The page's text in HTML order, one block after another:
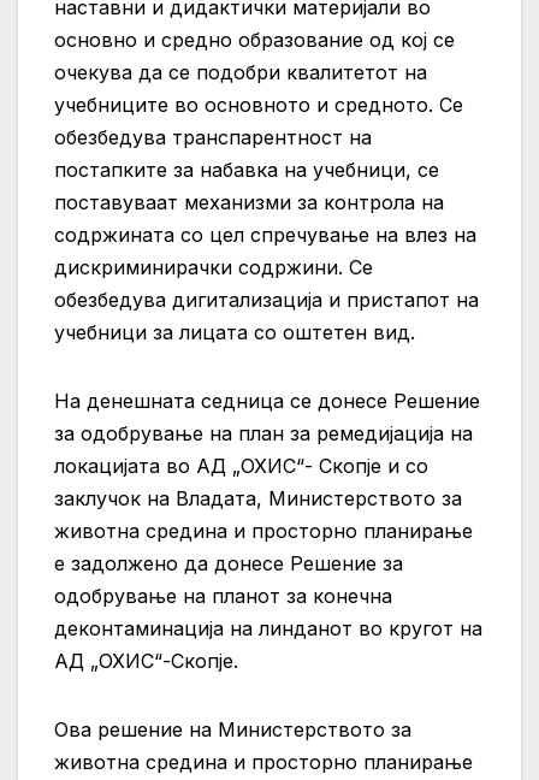
наставни и дидактички материјали во
основно и средно образование од кој се
очекува да се подобри квалитетот на
учебниците во основното и средното. Се
обезбедува транспарентност на
постапките за набавка на учебници, се
поставуваат механизми за контрола на
содржината со цел спречување на влез на
дискриминирачки содржини. Се
обезбедува дигитализација и пристапот на
учебници за лицата со оштетен вид.
На денешната седница се донесе Решение
за одобрување на план за ремедијација на
локацијата во АД „ОХИС“- Скопје и со
заклучок на Владата, Министерството за
животна средина и просторно планирање
е задолжено да донесе Решение за
одобрување на планот за конечна
деконтаминација на линданот во кругот на
АД „ОХИС“-Скопје.
Ова решение на Министерството за
животна средина и просторно планирање